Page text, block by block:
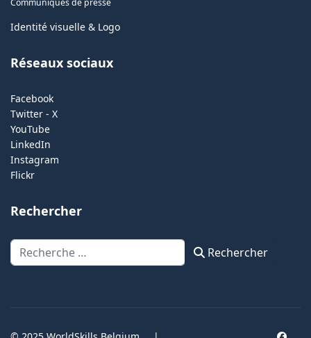
Communiqués de presse
Identité visuelle & Logo
Réseaux sociaux
Facebook
Twitter - X
YouTube
LinkedIn
Instagram
Flickr
Rechercher
Rechercher Rechercher